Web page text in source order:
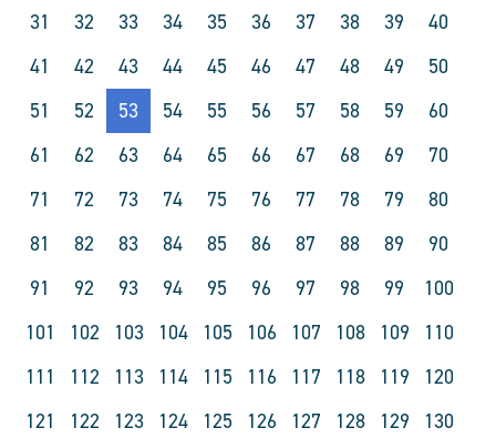
31
32 33 34 35 36 37 38 39
40
41
42 43 44 45 46 47 48 49
50
51
52 53 54 55 56 57 58 59
60
61
62 63 64 65 66 67 68 69
70
71
72 73 74 75 76 77 78 79
80
81
82 83 84 85 86 87 88 89
90
91
92 93 94 95 96 97 98 99
100
101
102 103 104 105 106 107 108 109
110
111
112 113 114 115 116 117 118 119
120
121
122 123 124 125 126 127 128 129
130